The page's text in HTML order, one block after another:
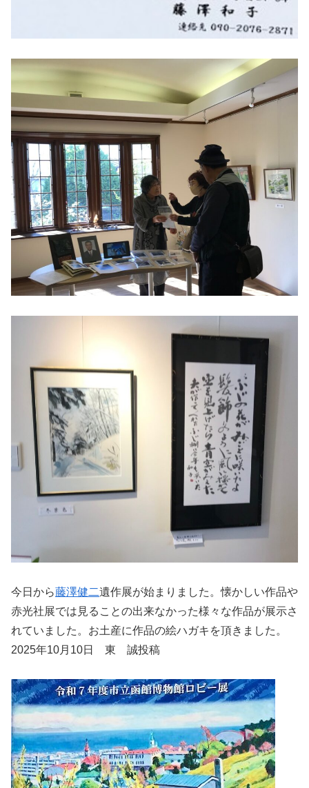
今日から藤澤健二遺作展が始まりました。懐かしい作品や
赤光社展では見ることの出来なかった様々な作品が展示さ
れていました。お土産に作品の絵ハガキを頂きました。
2025年10月10日 東 誠投稿